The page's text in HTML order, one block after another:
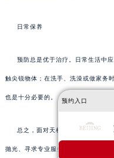
日常保养
预防总是优于治疗。日常生活中
触尖锐物体；在洗手、洗澡或做家务
也是十分必要的。
总之，面对天梭手表表壳出现的
抛光、寻求专业服务以及加强日常保
预约入口